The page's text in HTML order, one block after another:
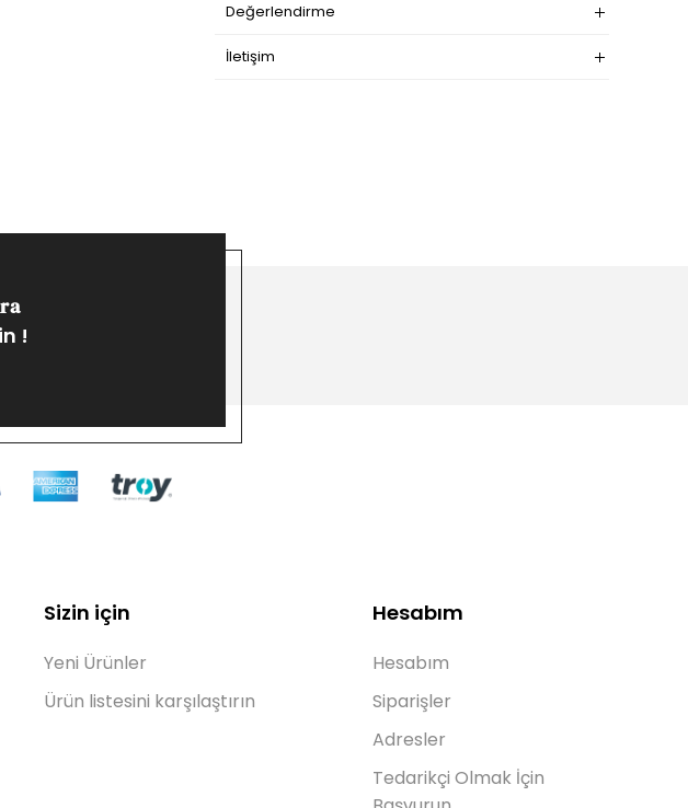
Değerlendirme
İletişim
!
Sizin için
Yeni Ürünler
Ürün listesini karşılaştırın
Hesabım
Hesabım
Siparişler
Adresler
Tedarikçi Olmak İçin